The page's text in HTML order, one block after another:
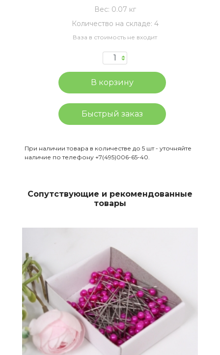
Вес: 0.07 кг
Количество на складе: 4
Ваза в стоимость не входит
Быстрый заказ
При наличии товара в количестве до 5 шт - уточняйте
наличие по телефону +7(495)006-65-40.
Сопутствующие и рекомендованные
товары